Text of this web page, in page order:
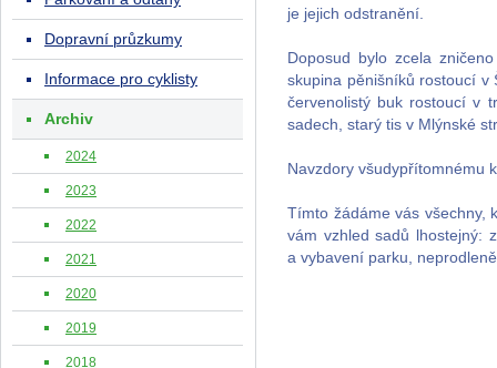
je jejich odstranění.
Doposud bylo zcela
skupina pěnišníků rostoucí v
červenolistý buk rostoucí v
sadech, starý tis v Mlýnské
Navzdory všudypřítomnému
Tímto žádáme vás všechny,
vám vzhled sadů lhostejný:
a vybavení parku,
Dopravní průzkumy
Informace pro cyklisty
Archiv
2024
2023
2022
2021
2020
2019
2018